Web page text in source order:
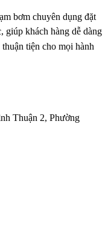
bơm chuyên dụng đặt
giúp khách hàng dễ dàng
tiện cho mọi hành
Thuận 2, Phường